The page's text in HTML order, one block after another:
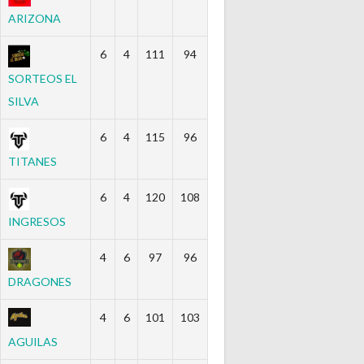
ARIZONA
SORTEOS EL
SILVA
6 4 111 94
TITANES
6 4 115 96
INGRESOS
6 4 120 108
DRAGONES
4 6 97 96
AGUILAS
4 6 101 103